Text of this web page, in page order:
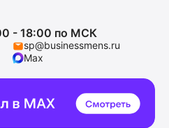
- 18:00 по МСК
sp@businessmens.ru
Max